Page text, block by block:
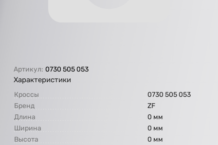
Артикул: 0730 505 053
Характеристики
Кроссы
0730 505 053
Бренд
ZF
Длина
0 мм
Ширина
0 мм
Высота
0 мм